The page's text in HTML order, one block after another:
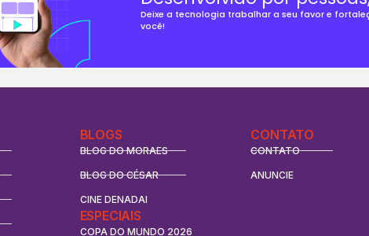
Deixe a tecnologia trabalhar a seu favor e
você!
BLOGS
BLOG DO MORAES
BLOG DO CÉSAR
CINE DENADAI
ESPECIAIS
COPA DO MUNDO 2026
CONTATO
CONTATO
ANUNCIE